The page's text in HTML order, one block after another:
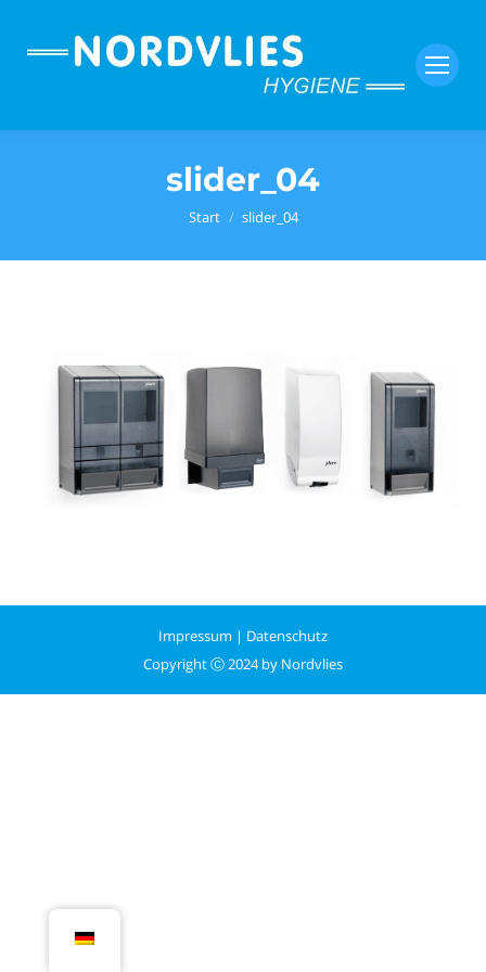
slider_04
Sie befinden sich hier:Start slider_04
Impressum | Datenschutz
Copyright Ⓒ 2024 by Nordvlies